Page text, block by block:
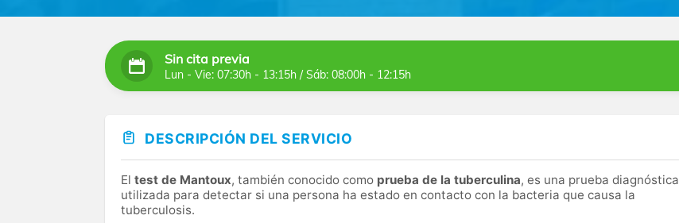
interpretación de los resultados. Nos implicamos con tu recuperación y bienestar.
Sin cita previa
Lun - Vie: 07:30h - 13:15h / Sáb: 08:00h - 12:15h
DESCRIPCIÓN DEL SERVICIO
El test de Mantoux, también conocido como prueba de la tuberculina, es una prueba diagnóstica
utilizada para detectar si una persona ha estado en contacto con la bacteria que causa la
tuberculosis.